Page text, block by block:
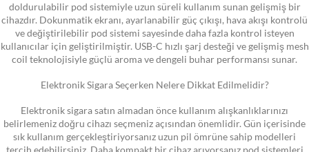
doldurulabilir pod sistemiyle uzun süreli kullanım sunan gelişmiş bir
cihazdır. Dokunmatik ekranı, ayarlanabilir güç çıkışı, hava akışı kontrolü
ve değiştirilebilir pod sistemi sayesinde daha fazla kontrol isteyen
kullanıcılar için geliştirilmiştir. USB-C hızlı şarj desteği ve gelişmiş mesh
coil teknolojisiyle güçlü aroma ve dengeli buhar performansı sunar.
Elektronik Sigara Seçerken Nelere Dikkat Edilmelidir?
Elektronik sigara satın almadan önce kullanım alışkanlıklarınızı
belirlemeniz doğru cihazı seçmeniz açısından önemlidir. Gün içerisinde
sık kullanım gerçekleştiriyorsanız uzun pil ömrüne sahip modelleri
tercih edebilirsiniz. Daha kompakt bir cihaz arıyorsanız pod sistemleri